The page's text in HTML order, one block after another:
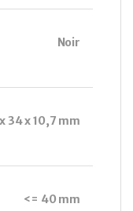
Noir
34 x 10,7 mm
<= 40 mm